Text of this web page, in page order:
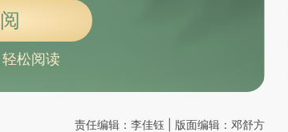
松阅读
责任编辑：李佳钰 | 版面编辑：邓舒方